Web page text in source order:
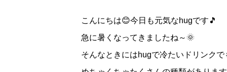
こんにちは😊今日も元気なhugです🎵
急に暑くなってきましたね～🌞
そんなときにはhugで冷たいドリンク